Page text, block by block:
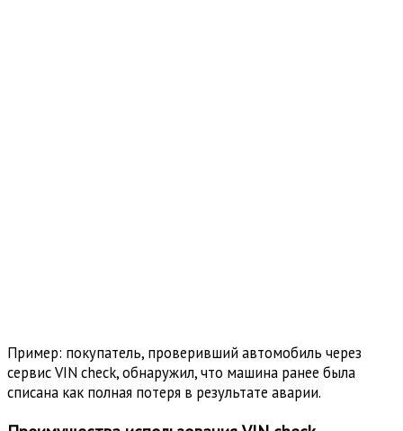
Пример: покупатель, проверивший автомобиль через
сервис VIN check, обнаружил, что машина ранее была
списана как полная потеря в результате аварии.